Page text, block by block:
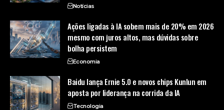
Notícias
Ações ligadas à IA sobem mais de 20% em 2026
mesmo com juros altos, mas dúvidas sobre
bolha persistem
Economia
Baidu lança Ernie 5.0 e novos chips Kunlun em
aposta por liderança na corrida da IA
Tecnologia